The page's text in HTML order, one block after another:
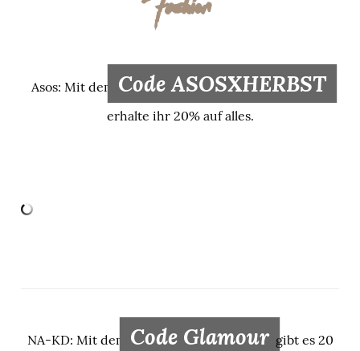
Asos: Mit dem Code ASOSXHERBST
erhalte ihr 20% auf alles.
NA-KD: Mit dem Code Glamourgibt es 20